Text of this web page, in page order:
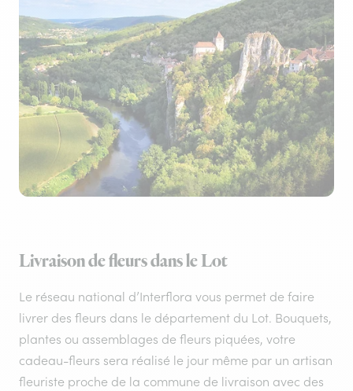
Livraison de fleurs dans le Lot
Le réseau national d’Interflora vous permet de faire
livrer des fleurs dans le département du Lot. Bouquets,
plantes ou assemblages de fleurs piquées, votre
cadeau-fleurs sera réalisé le jour même par un artisan
fleuriste proche de la commune de livraison avec des